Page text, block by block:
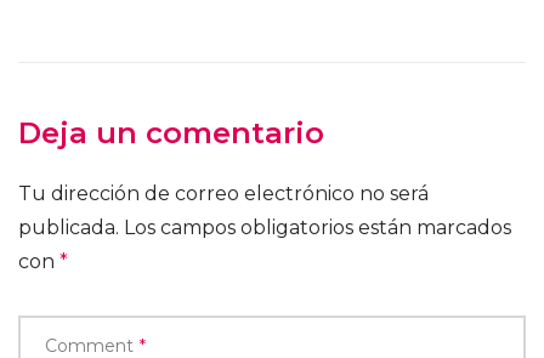
Deja un comentario
Tu dirección de correo electrónico no será
publicada. Los campos obligatorios están marcados
con *
Comment *